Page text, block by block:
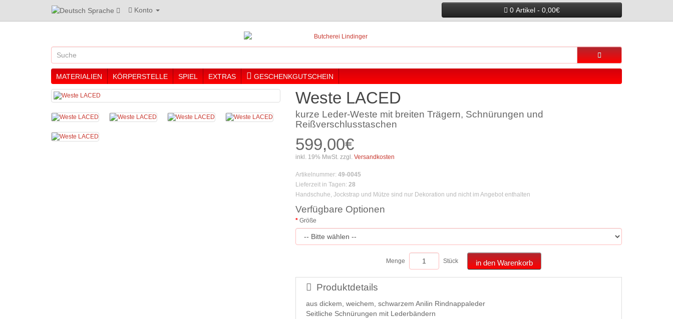
Sprache Konto 0 Artikel - 0,00€
MATERIALIEN KÖRPERSTELLE SPIEL EXTRAS GESCHENKGUTSCHEIN
Weste LACED
kurze Leder-Weste mit breiten Trägern, Schnürungen und
Reißverschlusstaschen
599,00€
inkl. 19% MwSt. zzgl.Versandkosten
Artikelnummer: 49-0045
Lieferzeit in Tagen: 28
Handschuhe, Jockstrap und Mütze sind nur Dekoration und nicht im Angebot enthalten
Verfügbare Optionen
Größe
Menge Stück in den Warenkorb
Produktdetails
aus dickem, weichem, schwarzem Anilin Rindnappaleder
Seitliche Schnürungen mit Lederbändern